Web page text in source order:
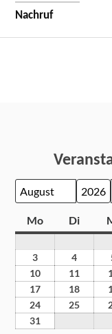
Nachruf
Monat
Jahr
Mo
Di
3
4
10
11
17
18
24
25
31